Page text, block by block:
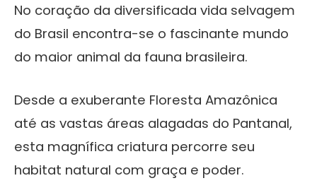
No coração da diversificada vida selvagem
do Brasil encontra-se o fascinante mundo
do maior animal da fauna brasileira.
Desde a exuberante Floresta Amazônica
até as vastas áreas alagadas do Pantanal,
esta magnífica criatura percorre seu
habitat natural com graça e poder.